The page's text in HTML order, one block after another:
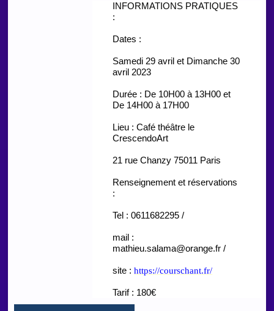
INFORMATIONS PRATIQUES
:
Dates :
Samedi 29 avril et Dimanche 30
avril 2023
Durée : De 10H00 à 13H00 et
De 14H00 à 17H00
Lieu : Café théâtre le
CrescendoArt
21 rue Chanzy 75011 Paris
Renseignement et réservations
:
Tel : 0611682295 /
mail :
mathieu.salama@orange.fr /
site :https://courschant.fr/
Tarif : 180€